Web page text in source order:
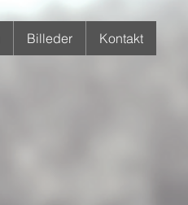
Billeder Kontakt